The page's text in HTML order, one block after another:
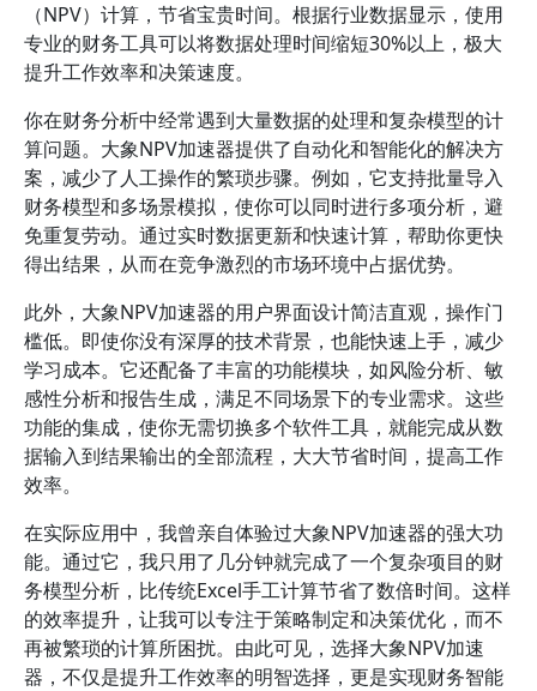
（NPV）计算，节省宝贵时间。根据行业数据显示，使用
专业的财务工具可以将数据处理时间缩短30%以上，极大
提升工作效率和决策速度。
你在财务分析中经常遇到大量数据的处理和复杂模型的计
算问题。大象NPV加速器提供了自动化和智能化的解决方
案，减少了人工操作的繁琐步骤。例如，它支持批量导入
财务模型和多场景模拟，使你可以同时进行多项分析，避
免重复劳动。通过实时数据更新和快速计算，帮助你更快
得出结果，从而在竞争激烈的市场环境中占据优势。
此外，大象NPV加速器的用户界面设计简洁直观，操作门
槛低。即使你没有深厚的技术背景，也能快速上手，减少
学习成本。它还配备了丰富的功能模块，如风险分析、敏
感性分析和报告生成，满足不同场景下的专业需求。这些
功能的集成，使你无需切换多个软件工具，就能完成从数
据输入到结果输出的全部流程，大大节省时间，提高工作
效率。
在实际应用中，我曾亲自体验过大象NPV加速器的强大功
能。通过它，我只用了几分钟就完成了一个复杂项目的财
务模型分析，比传统Excel手工计算节省了数倍时间。这样
的效率提升，让我可以专注于策略制定和决策优化，而不
再被繁琐的计算所困扰。由此可见，选择大象NPV加速
器，不仅是提升工作效率的明智选择，更是实现财务智能